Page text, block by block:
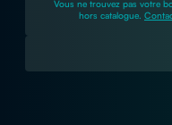
Vous ne trouvez pas votre
hors catalogue.